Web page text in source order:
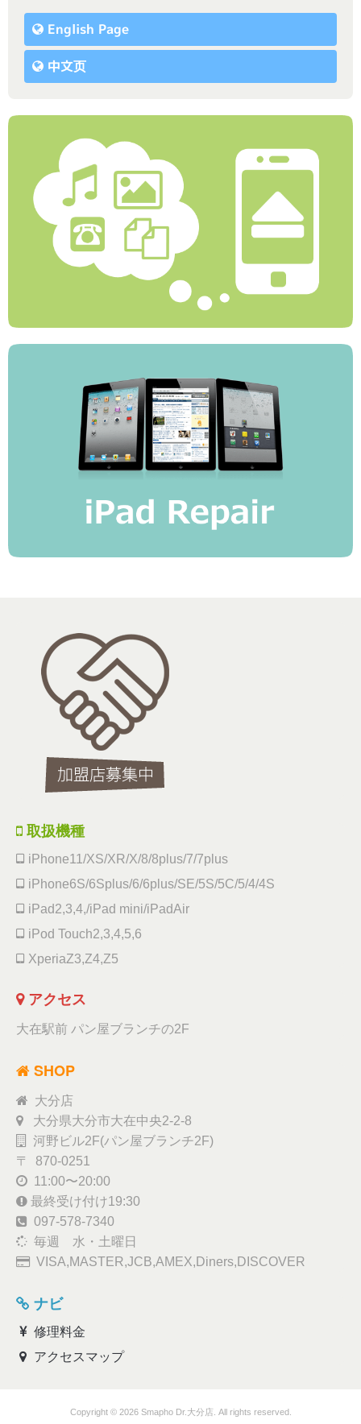
English Page
中文页
取扱機種
iPhone11/XS/XR/X/8/8plus/7/7plus
iPhone6S/6Splus/6/6plus/SE/5S/5C/5/4/4S
iPad2,3,4,/iPad mini/iPadAir
iPod Touch2,3,4,5,6
XperiaZ3,Z4,Z5
アクセス
大在駅前 パン屋ブランチの2F
SHOP
大分店
大分県大分市大在中央2-2-8
河野ビル2F(パン屋ブランチ2F)
〒 870-0251
11:00〜20:00
最終受け付け19:30
097-578-7340
毎週 水・土曜日
VISA,MASTER,JCB,AMEX,Diners,DISCOVER
ナビ
修理料金
アクセスマップ
Copyright © 2026 Smapho Dr.大分店. All rights reserved.